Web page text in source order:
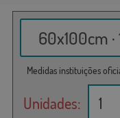
60x100cm ·
Medidas instituições
Unidades: